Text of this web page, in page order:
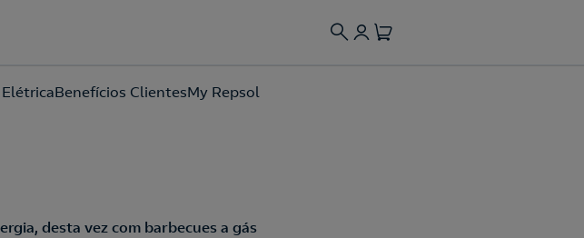
Benefícios ClientesMy Repsol
de datos.
desta vez com barbecues a gás